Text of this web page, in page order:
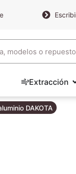
Extracción
DAKOTA